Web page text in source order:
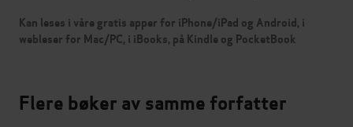
Kan leses i våre gratis apper for iPhone/iPad og Android, i
webleser for Mac/PC, i iBooks, på Kindle og PocketBook
Flere bøker av samme forfatter